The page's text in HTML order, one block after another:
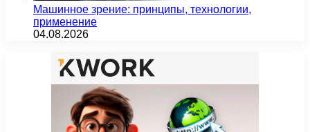
Машинное зрение: принципы, технологии,
применение
04.08.2026